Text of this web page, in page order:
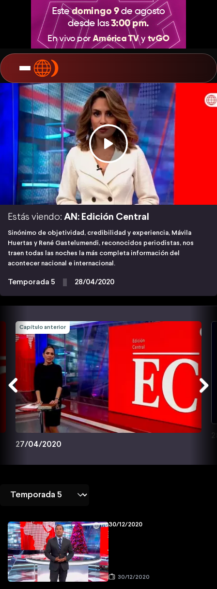
Estás viendo: AN: Edición Central
Sinónimo de objetividad, credibilidad y experiencia, Mávila
Huertas y René Gastelumendi, reconocidos periodistas, nos
traen todas las noches la más completa información del
acontecer nacional e internacional.
Temporada 5 28/04/2020
Capítulo anterior
27/04/2020
30/12/2020
30/12/2020